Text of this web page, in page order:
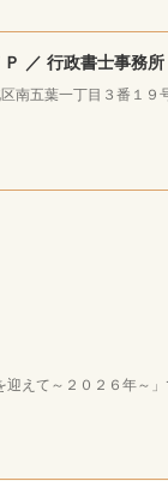
南五葉一丁目３番１９
えて～２０２６年～